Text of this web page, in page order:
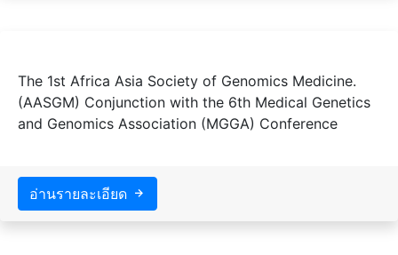
The 1st Africa Asia Society of Genomics Medicine.
(AASGM) Conjunction with the 6th Medical Genetics
and Genomics Association (MGGA) Conference
อ่านรายละเอียด